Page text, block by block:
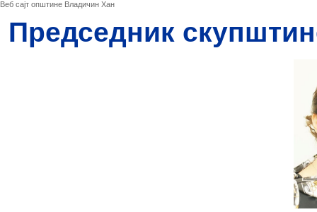
Веб сајт општине Владичин Хан
Председник